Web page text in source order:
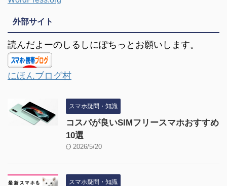
外部サイト
読んだよーのしるしにぽちっとお願いします。
にほんブログ村
スマホ疑問・知識
コスパが良いSIMフリースマホおすすめ
10選
2026/5/20
スマホ疑問・知識